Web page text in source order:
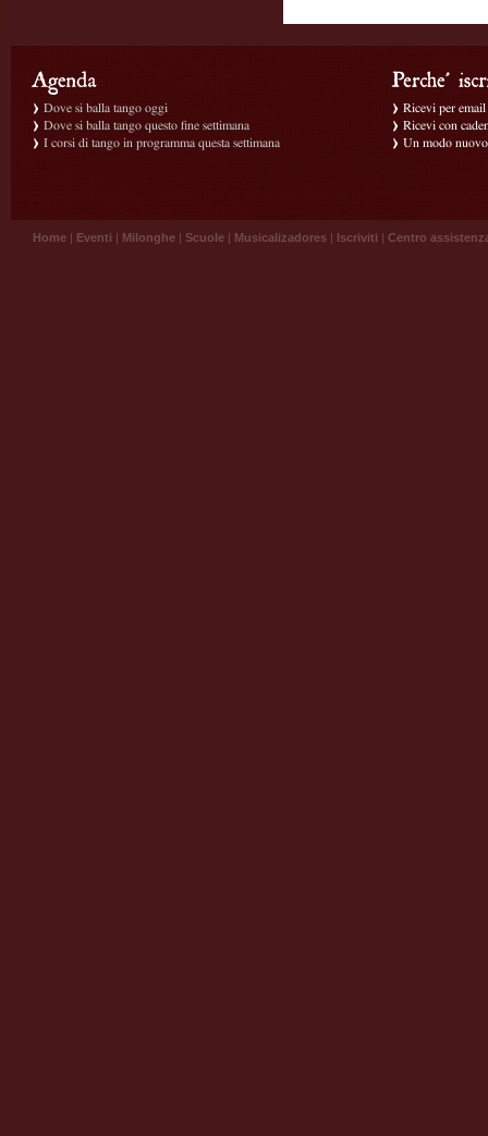
Dove si balla tango oggi
Dove si balla tango questo fine settimana
I corsi di tango in programma questa settimana
Ricevi per
Ricevi con
Un modo
Home | Eventi | Milonghe | Scuole | Musicalizadores | Iscriviti | Centro